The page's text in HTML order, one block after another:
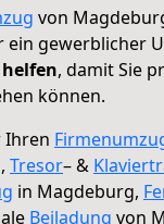
von
ein gewerblicher
, damit Sie
können.
Ihren
, Tresor– &
in Magdeburg,
Beiladung von